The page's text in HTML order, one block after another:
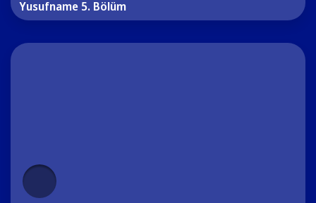
Yusufname 5. Bölüm